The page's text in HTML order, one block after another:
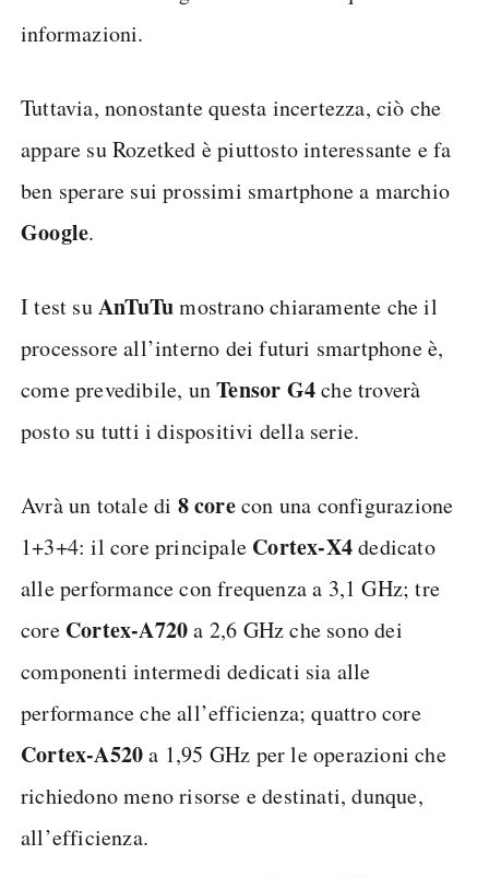
informazioni.
Tuttavia, nonostante questa incertezza, ciò che
appare su Rozetked è piuttosto interessante e fa
ben sperare sui prossimi smartphone a marchio
Google.
I test suAnTuTumostrano chiaramente che il
processore all’interno dei futuri smartphone è,
come prevedibile, unTensor G4che troverà
posto su tutti i dispositivi della serie.
Avrà un totale di 8 corecon una configurazione
1+3+4: il core principale Cortex-X4dedicato
alle performance con frequenza a 3,1 GHz; tre
core Cortex-A720a 2,6 GHz che sono dei
componenti intermedi dedicati sia alle
performance che all’efficienza; quattro core
Cortex-A520a 1,95 GHz per le operazioni che
richiedono meno risorse e destinati, dunque,
all’efficienza.